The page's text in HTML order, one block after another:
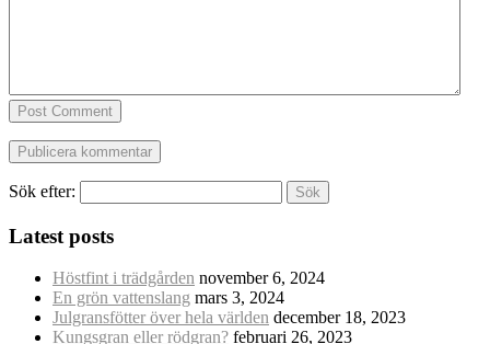
Post Comment
Sök efter:
Latest posts
Höstfint i trädgården november 6, 2024
En grön vattenslang mars 3, 2024
Julgransfötter över hela världen december 18, 2023
Kungsgran eller rödgran? februari 26, 2023